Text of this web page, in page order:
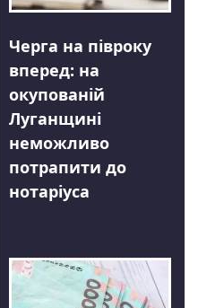
Черга на півроку
вперед: на
окупованій
Луганщині
неможливо
потрапити до
нотаріуса